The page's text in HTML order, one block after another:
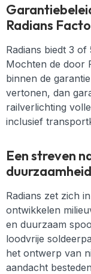
Radians
Radians biedt 3
Mochten de door
binnen de
vertonen, dan
railverlichting
inclusief
Een streven
Radians zet zich
ontwikkelen
en duurzaam
loodvrije
het ontwerp van
aandacht